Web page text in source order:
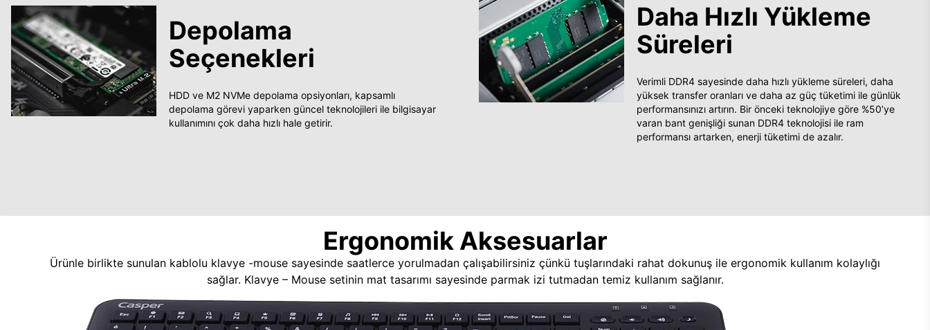
Depolama
Seçenekleri
HDD ve M2 NVMe depolama opsiyonları, kapsamlı
depolama görevi yaparken güncel teknolojileri ile bilgisayar
kullanımını çok daha hızlı hale getirir.
Daha Hızlı Yükleme
Süreleri
Verimli DDR4 sayesinde daha hızlı yükleme süreleri, daha
yüksek transfer oranları ve daha az güç tüketimi ile günlük
performansınızı artırın. Bir önceki teknolojiye göre %50’ye
varan bant genişliği sunan DDR4 teknolojisi ile ram
performansı artarken, enerji tüketimi de azalır.
Ergonomik Aksesuarlar
Ürünle birlikte sunulan kablolu klavye -mouse sayesinde saatlerce yorulmadan çalışabilirsiniz çünkü tuşlarındaki rahat dokunuş ile ergonomik kullanım kolaylığı
sağlar. Klavye – Mouse setinin mat tasarımı sayesinde parmak izi tutmadan temiz kullanım sağlanır.